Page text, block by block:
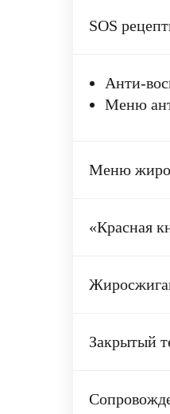
SOS
Анти-
Меню
Меню
«Красная
Закрытый